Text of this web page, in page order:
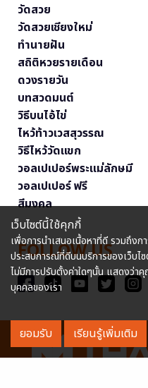
วัดสวย
วัดสวยเชียงใหม่
ทำนายฝัน
สถิติหวยรายเดือน
ดวงรายวัน
บทสวดมนต์
วิธีบนไอ้ไข่
ไหว้ท้าวเวสสุวรรณ
วิธีไหว้วัดแขก
วอลเปเปอร์พระแม่ลักษมี
วอลเปเปอร์ ฟรี
สีมงคล
FOLLOW US
เว็บไซต์นี้ใช้คุกกี้
เพื่อการนำเสนอเนื้อหาที่ดี รวมถึง
ประสบการณ์ที่ดีบนบริการของเว็บไ
ไม่มีการปรับตั้งค่าใดๆนั้น แสดงว่า
บุคคลของเรา
ยอมรับ เรียนรู้เพิ่มเติม